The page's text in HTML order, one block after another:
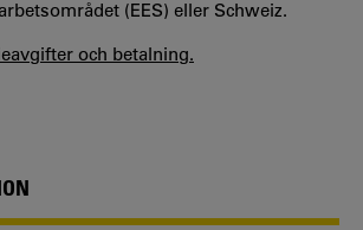
(EES) eller Schweiz.
och betalning.